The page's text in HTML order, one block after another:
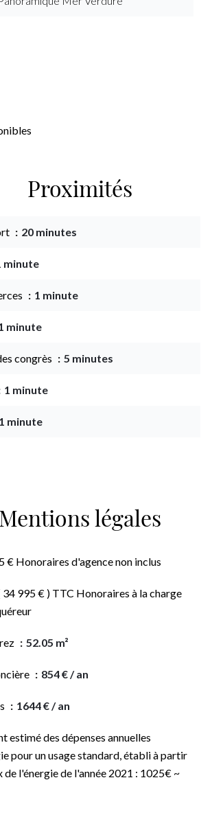
Proximités
20 minutes
minute
1 minute
minute
congrès 5 minutes
1 minute
1 minute
Mentions légales
€ Honoraires d'agence non inclus
34 995 € ) TTC Honoraires à la charge
52.05 m²
854 € / an
1644 € / an
estimé des dépenses annuelles
pour un usage standard, établi à partir
de l'énergie de l'année 2021 : 1025€ ~